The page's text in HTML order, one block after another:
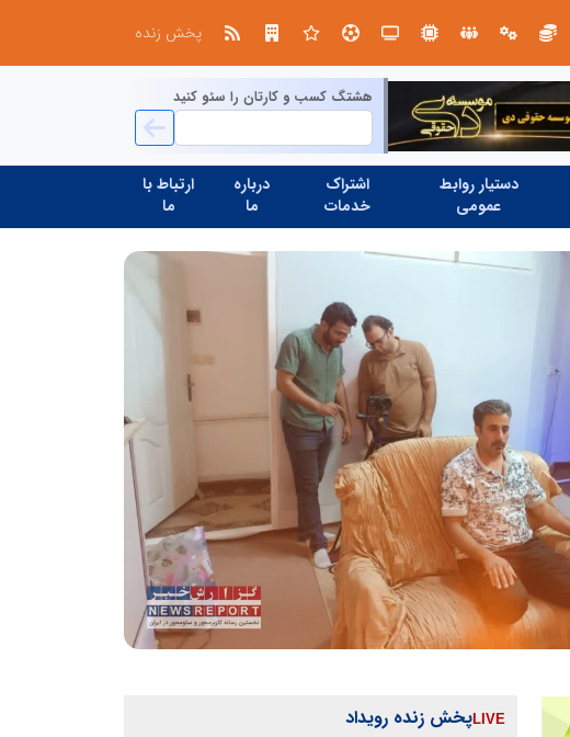
مسیر اربعین حسینی
پخش زنده
هشتگ کسب و کارتان را سئو کنید
دستیار روابط
عمومی
اشتراک
خدمات
درباره
ما
ارتباط با
ما
پخش زنده رویداد